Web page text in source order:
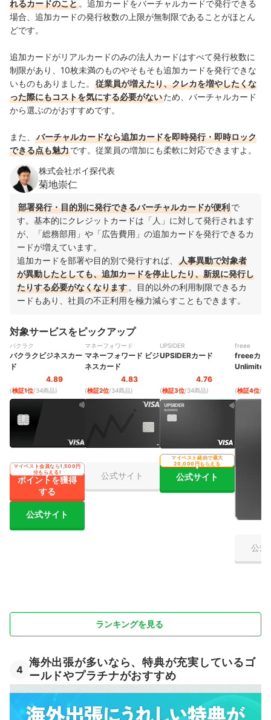
れるカードのこと 。追加カードをバーチャルカードで発行できる
場合、追加カードの発行枚数の上限が無制限であることがほとん
どです。
追加カードがリアルカードのみの法人カードはすべて発行枚数に
制限があり、10枚未満のものやそもそも追加カードを発行できな
いものもありました。
従業員が増えたり、クレカを増やしたくな
った際にもコストを気にする必要がないため、バーチャルカード
から選ぶのがおすすめです。
また、
バーチャルカードなら追加カードを即時発行・即時ロック
できる点も魅力です。従業員の増加にも柔軟に対応できますよ。
株式会社ポイ探代表
菊地崇仁
部署発行・目的別に発行できるバーチャルカードが便利で
す。基本的にクレジットカードは「人」に対して発行されます
が、「総務部用」や「広告費用」の追加カードを発行できるカ
ードが増えています。
追加カードを部署や目的別で発行すれば、
人事異動で対象者
が異動したとしても、追加カードを停止したり、新規に発行し
たりする必要がなくなります 。目的以外の利用制限できるカ
ードもあり、社員の不正利用を極力減らすこともできます。
対象サービスをピックアップ
バクラク
バクラクビジネスカー
ド
4.89
(検証1位/34商品)
ポイントを獲得
する
マイベスト会員なら1,500円
分もらえる!
公式サイト
マネーフォワード
マネーフォワード ビジ
ネスカード
4.83
(検証2位/34商品)
公式サイト
UPSIDER
UPSIDERカード
4.76
(検証3位/34商品)
公式サイト
マイベスト経由で最大
20,000円もらえる
freee
freeeカー
Unlimited
(検証4位/34
公式
ランキングを見る
4
海外出張が多いなら、特典が充実しているゴ
ールドやプラチナがおすすめ